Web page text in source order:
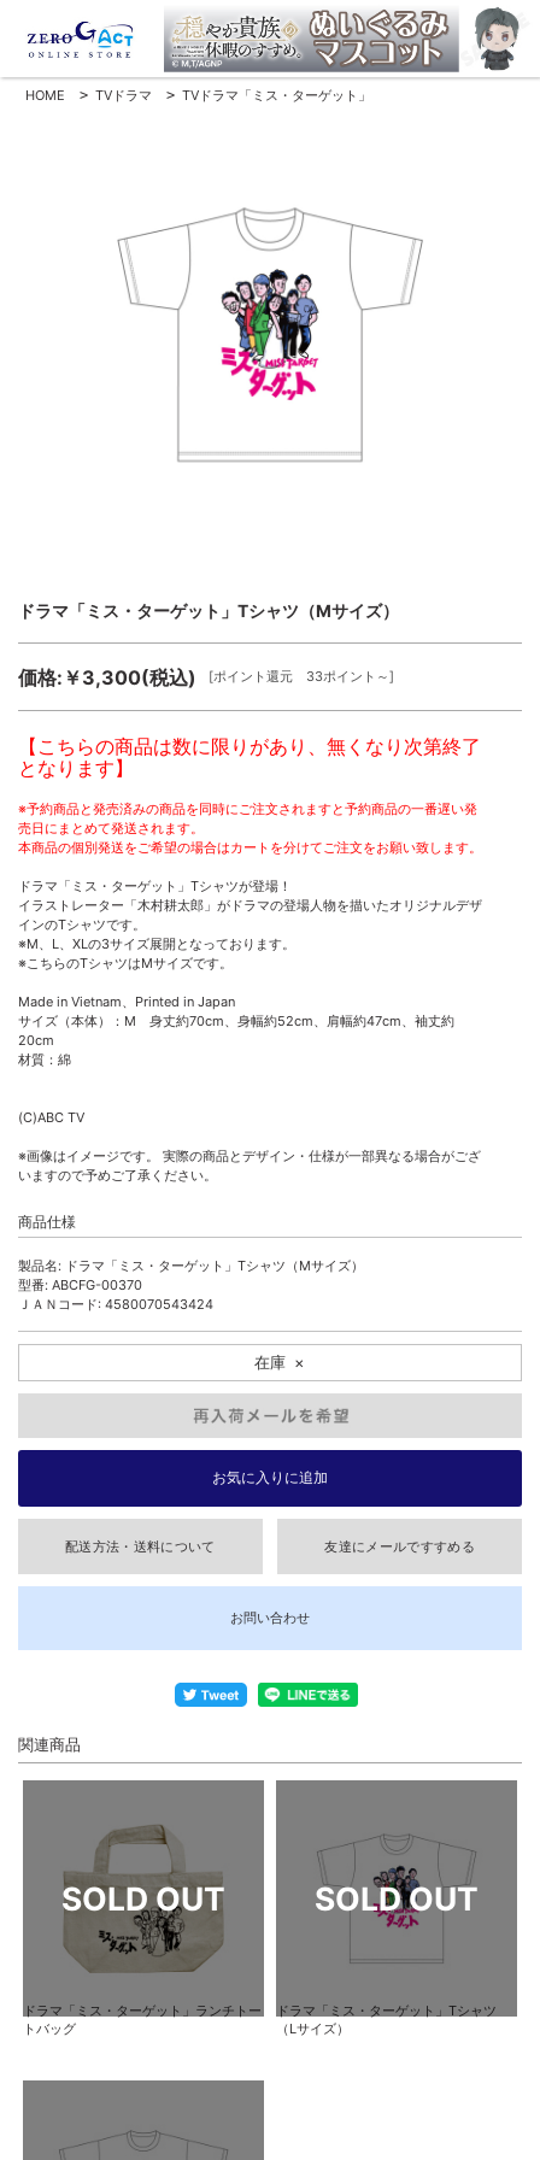
HOME > TVドラマ > TVドラマ「ミス・ターゲット」
ドラマ「ミス・ターゲット」Tシャツ（Mサイズ）
価格:￥3,300(税込) [ポイント還元 33ポイント～]
【こちらの商品は数に限りがあり、無くなり次第終了
となります】
※予約商品と発売済みの商品を同時にご注文されますと予約商品の一番遅い発
売日にまとめて発送されます。
本商品の個別発送をご希望の場合はカートを分けてご注文をお願い致します。
ドラマ「ミス・ターゲット」Tシャツが登場！
イラストレーター「木村耕太郎」がドラマの登場人物を描いたオリジナルデザ
インのTシャツです。
※M、L、XLの3サイズ展開となっております。
※こちらのTシャツはMサイズです。
Made in Vietnam、Printed in Japan
サイズ（本体）：M 身丈約70cm、身幅約52cm、肩幅約47cm、袖丈約
20cm
材質：綿
(C)ABC TV
※画像はイメージです。 実際の商品とデザイン・仕様が一部異なる場合がござ
いますので予めご了承ください。
商品仕様
製品名: ドラマ「ミス・ターゲット」Tシャツ（Mサイズ）
型番: ABCFG-00370
ＪＡＮコード: 4580070543424
在庫 ×
配送方法・送料について 友達にメールですすめる
お問い合わせ
関連商品
ドラマ「ミス・ターゲット」ランチトー
トバッグ
ドラマ「ミス・ターゲット」Tシャツ
（Lサイズ）